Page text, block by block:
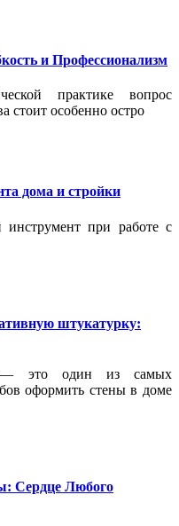
и Профессионализм
практике вопрос
стоит особенно остро
дома и стройки
при работе с
штукатурку:
— это один из самых
оформить стены в доме
Сердце Любого